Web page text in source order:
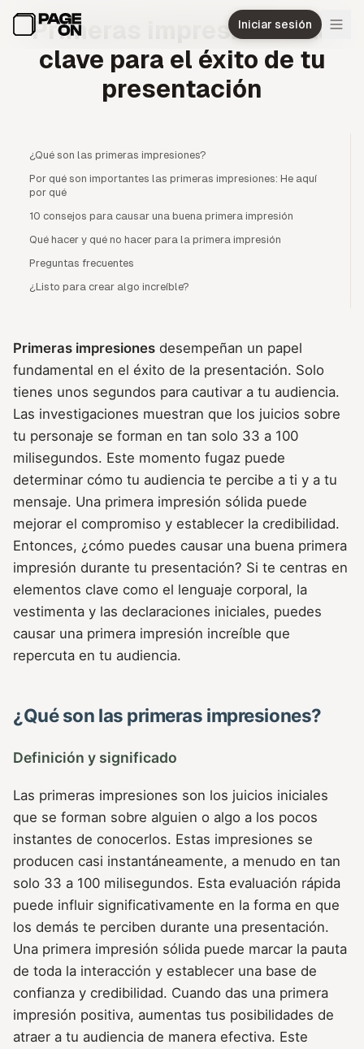
Iniciar sesión
Primeras impresiones: la
clave para el éxito de tu
presentación
¿Qué son las primeras impresiones?
Por qué son importantes las primeras impresiones: He aquí
por qué
10 consejos para causar una buena primera impresión
Qué hacer y qué no hacer para la primera impresión
Preguntas frecuentes
¿Listo para crear algo increíble?
Primeras impresiones desempeñan un papel
fundamental en el éxito de la presentación. Solo
tienes unos segundos para cautivar a tu audiencia.
Las investigaciones muestran que los juicios sobre
tu personaje se forman en tan solo 33 a 100
milisegundos. Este momento fugaz puede
determinar cómo tu audiencia te percibe a ti y a tu
mensaje. Una primera impresión sólida puede
mejorar el compromiso y establecer la credibilidad.
Entonces, ¿cómo puedes causar una buena primera
impresión durante tu presentación? Si te centras en
elementos clave como el lenguaje corporal, la
vestimenta y las declaraciones iniciales, puedes
causar una primera impresión increíble que
repercuta en tu audiencia.
¿Qué son las primeras impresiones?
Definición y significado
Las primeras impresiones son los juicios iniciales
que se forman sobre alguien o algo a los pocos
instantes de conocerlos. Estas impresiones se
producen casi instantáneamente, a menudo en tan
solo 33 a 100 milisegundos. Esta evaluación rápida
puede influir significativamente en la forma en que
los demás te perciben durante una presentación.
Una primera impresión sólida puede marcar la pauta
de toda la interacción y establecer una base de
confianza y credibilidad. Cuando das una primera
impresión positiva, aumentas tus posibilidades de
atraer a tu audiencia de manera efectiva. Este